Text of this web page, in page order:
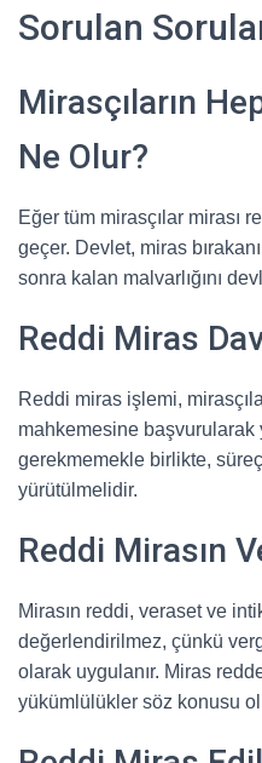
Sorulan
Mirasçıların
Ne Olur?
Eğer tüm mirasçılar mirası
geçer. Devlet, miras
sonra kalan malvarlığını
Reddi Miras
Reddi miras işlemi,
mahkemesine başvurularak
gerekmemekle birlikte, süreç
yürütülmelidir.
Reddi Mirasın
Mirasın reddi, veraset ve
değerlendirilmez, çünkü
olarak uygulanır. Miras
yükümlülükler söz konusu